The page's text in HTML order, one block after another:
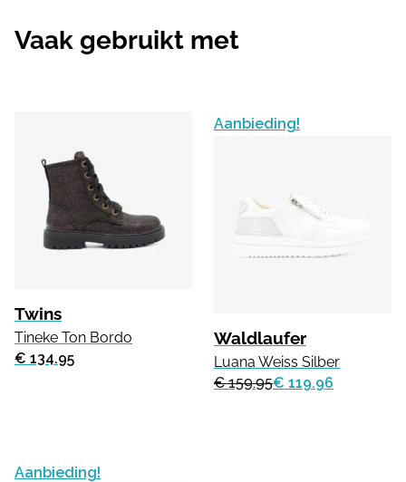
Vaak gebruikt met
Twins
Tineke Ton Bordo
€ 134.95
Aanbieding!
Waldlaufer
Luana Weiss Silber
€ 159.95€ 119.96
Aanbieding!